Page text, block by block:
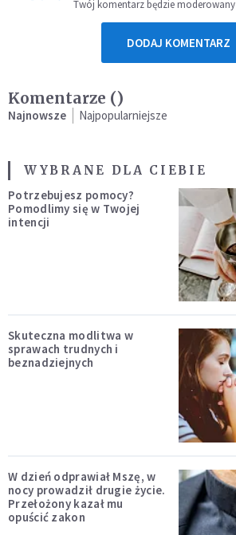
Twój komentarz będzie moderowany
DODAJ KOMENTARZ
Komentarze ()
Najnowsze Najpopularniejsze
WYBRANE DLA CIEBIE
Potrzebujesz pomocy?
Pomodlimy się w Twojej
intencji
Skuteczna modlitwa w
sprawach trudnych i
beznadziejnych
W dzień odprawiał Mszę, w
nocy prowadził drugie życie.
Przełożony kazał mu
opuścić zakon